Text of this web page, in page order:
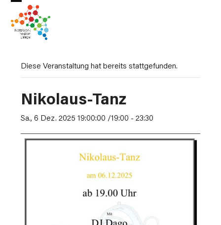
Skip
content
Open
mobile
menu
Close
mobile
menu
Diese Veranstaltung hat bereits stattgefunden.
Nikolaus-Tanz
Sa., 6 Dez. 2025 19:00:00 /19:00 -23:30